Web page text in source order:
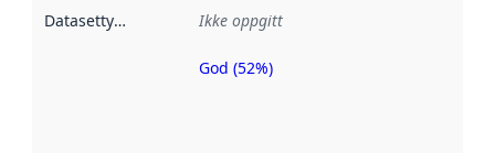
Datasettype Ikke oppgitt
Metadatakvalitet
God (52%)